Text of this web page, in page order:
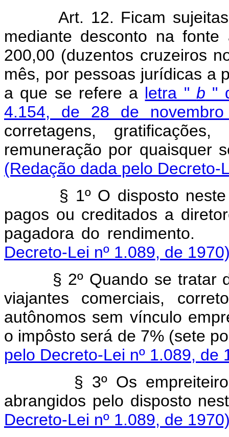
Art. 12. Ficam
mediante desconto na
200,00 (duzentos cruzeiros
mês, por pessoas jurídicas a
a que se refere a letra "b "
4.154, de 28 de
corretagens,
remuneração por
(Redação dada pelo Decreto-
§ 1º O disposto neste
pagos ou creditados a
pagadora do
Decreto-Lei nº 1.089, de
§ 2º Quando se tratar de
viajantes comerciais,
autônomos sem vínculo
o impôsto será de 7%
pelo Decreto-Lei nº 1.089, de
§ 3º Os empreiteiros
abrangidos pelo
Decreto-Lei nº 1.089, de